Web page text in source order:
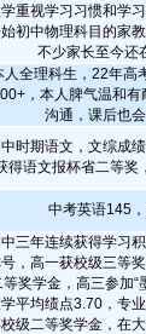
重视学习习惯和学
初中物理科目的家
不少家长至今还
人全理科生，22年高
，本人脾气温和有
沟通，课后也
时期语文，文综成
得语文报杯省二等奖
中考英语145
三年连续获得学习
，高一获校级三等
等奖学金，高三参加“
平均绩点3.70，专
级二等奖学金，在